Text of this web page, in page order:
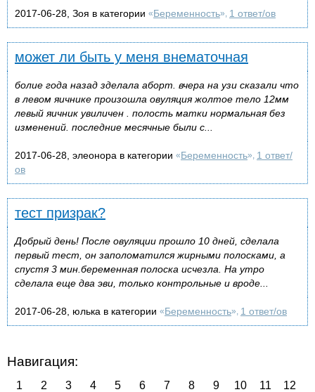
2017-06-28, Зоя в категории «Беременность», 1 ответ/ов
может ли быть у меня внематочная
болие года назад зделала аборт. вчера на узи сказали что
в левом яичнике произошла овуляция жолтое тело 12мм
левый яичник увиличен . полость матки нормальная без
изменений. последние месячные были с...
2017-06-28, элеонора в категории «Беременность», 1 ответ/
ов
тест призрак?
Добрый день! После овуляции прошло 10 дней, сделала
первый тест, он заполоматился жирными полосками, а
спустя 3 мин.беременная полоска исчезла. На утро
сделала еще два эви, только контрольные и вроде...
2017-06-28, юлька в категории «Беременность», 1 ответ/ов
Навигация:
1 2 3 4 5 6 7 8 9 10 11
12